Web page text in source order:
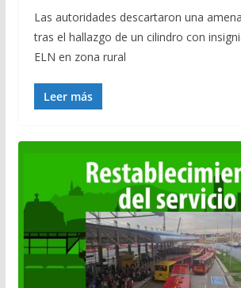
Las autoridades descartaron una
tras el hallazgo de un cilindro con
ELN en zona rural
Leer más